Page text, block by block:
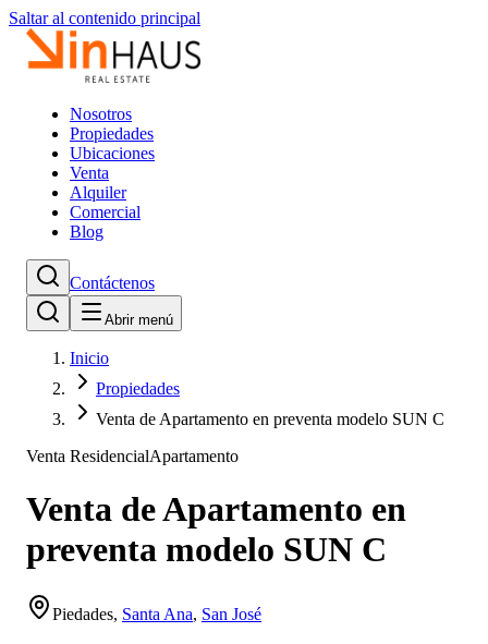
Saltar al contenido principal
Nosotros
Propiedades
Ubicaciones
Venta
Alquiler
Comercial
Blog
Contáctenos
Abrir menú
Inicio
Propiedades
Venta de Apartamento en preventa modelo SUN C
Venta ResidencialApartamento
Venta de Apartamento en
preventa modelo SUN C
Piedades, Santa Ana, San José